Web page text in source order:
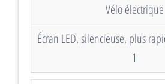
Vélo électrique
Écran LED, silencieuse, plus
1